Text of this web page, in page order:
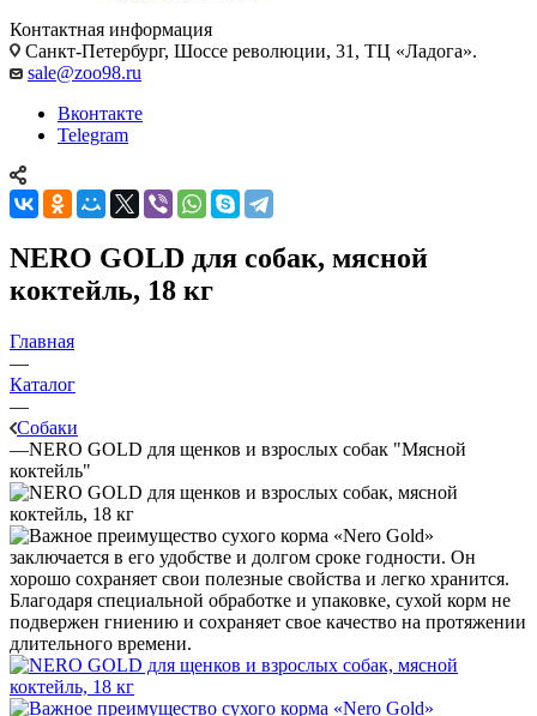
Контактная информация
Санкт-Петербург, Шоссе революции, 31, ТЦ «Ладога».
sale@zoo98.ru
Вконтакте
Telegram
NERO GOLD для собак, мясной
коктейль, 18 кг
Главная
—
Каталог
—
Собаки
—NERO GOLD для щенков и взрослых собак "Мясной
коктейль"